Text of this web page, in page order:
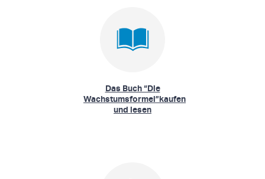
Das Buch “Die
Wachstumsformel”kaufen
und lesen